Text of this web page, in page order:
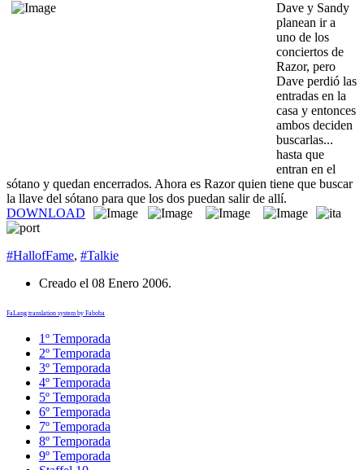
Dave y Sandy
planean ir a
uno de los
conciertos de
Razor, pero
Dave perdió las
entradas en la
casa y entonces
ambos deciden
buscarlas...
hasta que
entran en el
sótano y quedan encerrados. Ahora es Razor quien tiene que buscar
la llave del sótano para que los dos puedan salir de allí.
DOWNLOAD
#HallofFame, #Talkie
Creado el 08 Enero 2006.
FaLang translation system by Faboba
1º Temporada
2º Temporada
3º Temporada
4º Temporada
5º Temporada
6º Temporada
7º Temporada
8º Temporada
9º Temporada